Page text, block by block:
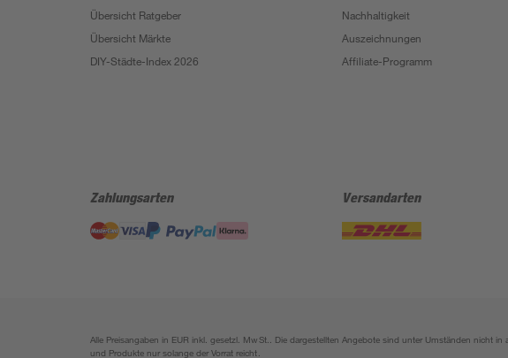
Übersicht Ratgeber
Übersicht Märkte
DIY-Städte-Index 2026
Nachhaltigkeit
Auszeichnungen
Affiliate-Programm
Zahlungsarten Versandarten
Alle Preisangaben in EUR inkl. gesetzl. MwSt.. Die dargestellten Angebote sind unter Umständen nicht
und Produkte nur solange der Vorrat reicht.